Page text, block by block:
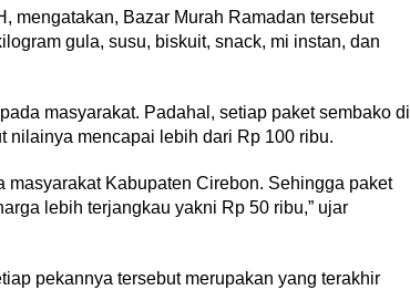
mengatakan, Bazar Murah Ramadan tersebut
gula, susu, biskuit, snack, mi instan, dan
masyarakat. Padahal, setiap paket sembako di
nilainya mencapai lebih dari Rp 100 ribu.
Kabupaten Cirebon. Sehingga paket
lebih terjangkau yakni Rp 50 ribu,” ujar
pekannya tersebut merupakan yang terakhir